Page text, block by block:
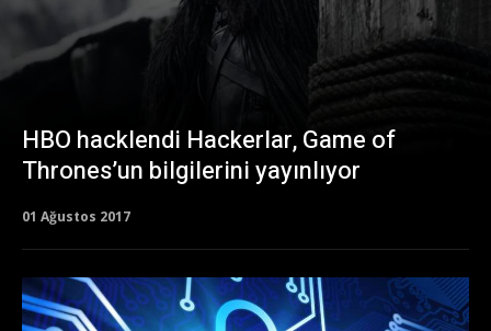
HBO hacklendi Hackerlar, Game of
Thrones’un bilgilerini yayınlıyor
01 Ağustos 2017